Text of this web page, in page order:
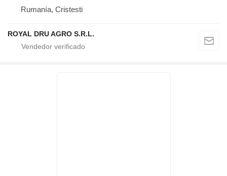
Rumanía, Cristesti
ROYAL DRU AGRO S.R.L.